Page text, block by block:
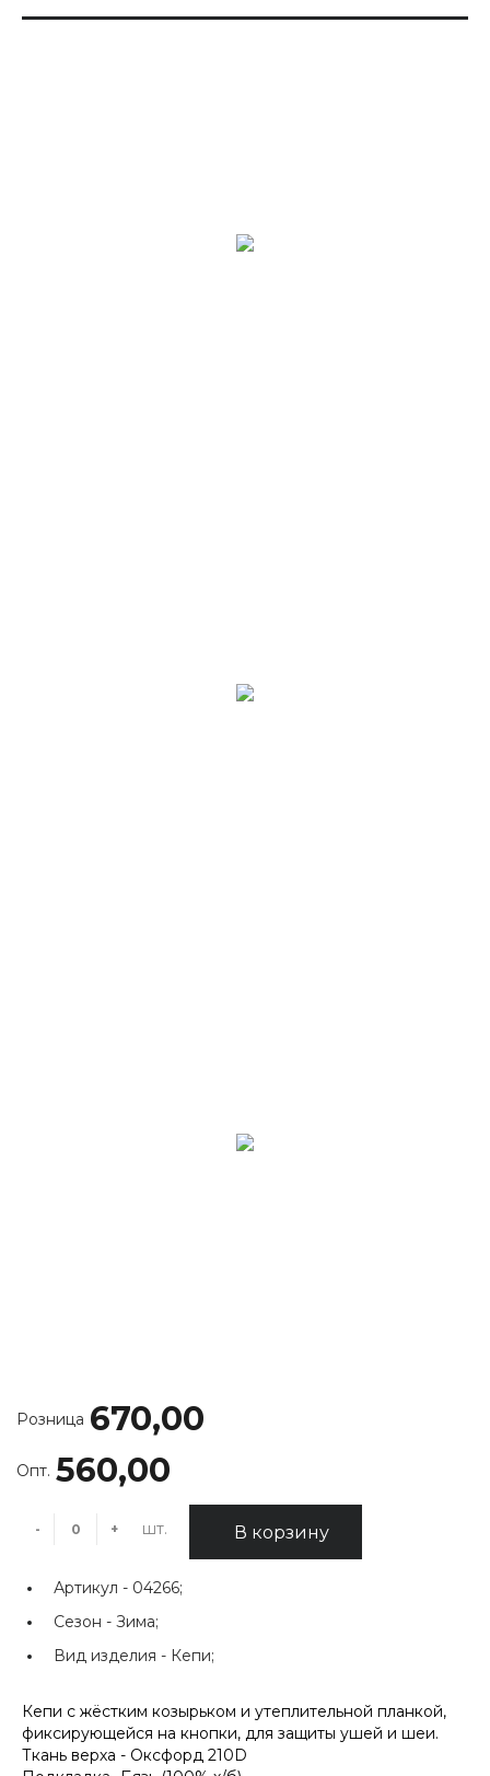
Розница 670,00
Опт. 560,00
- + шт. В корзину
Артикул - 04266;
Сезон - Зима;
Вид изделия - Кепи;
Кепи с жёстким козырьком и утеплительной планкой,
фиксирующейся на кнопки, для защиты ушей и шеи.
Ткань верха - Оксфорд 210D